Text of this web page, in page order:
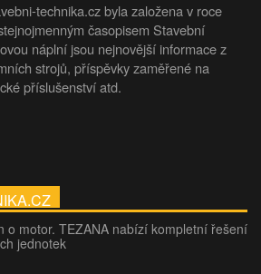
technika.cz byla založena v roce
časopisem Stavební
náplní jsou nejnovější informace z
strojů, příspěvky zaměřené na
příslušenství atd.
o motor. TEZANA nabízí kompletní řešení
jednotek